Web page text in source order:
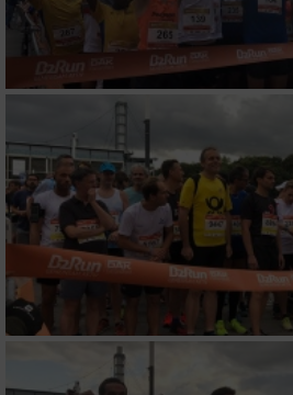
Messung der Werbeleistung
Messung der Performance von
Analyse von Zielgruppen durch
oder Kombinationen von Daten aus
verschiedenen Quellen
Entwicklung und Verbesserung der
Verwendung reduzierter Daten zur
von Inhalten
IAB-Besonderheiten: